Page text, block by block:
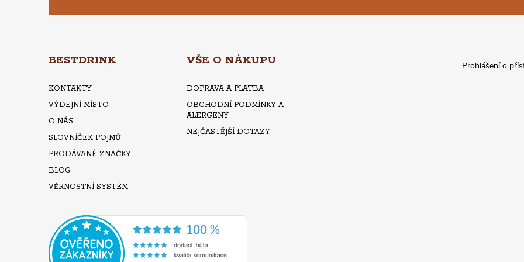
BESTDRINK
KONTAKTY
VÝDEJNÍ MÍSTO
O NÁS
SLOVNÍČEK POJMŮ
PRODÁVANÉ ZNAČKY
BLOG
VĚRNOSTNÍ SYSTÉM
VŠE O NÁKUPU
DOPRAVA A PLATBA
OBCHODNÍ PODMÍNKY A
ALERGENY
NEJČASTĚJŠÍ DOTAZY
Prohlášení o